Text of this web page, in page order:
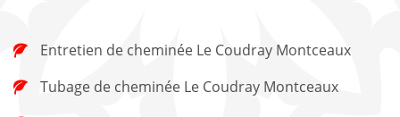
Entretien de cheminée Le Coudray Montceaux
Tubage de cheminée Le Coudray Montceaux